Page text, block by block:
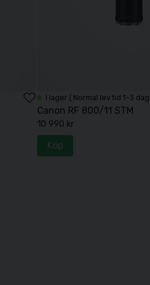
I lager ( Normal lev.tid 1-3
Canon RF 800/11 STM
10 990 kr
Köp